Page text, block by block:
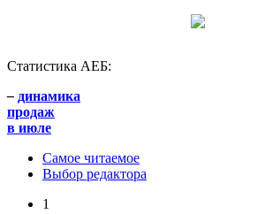
Статистика АЕБ:
– динамика
продаж
в июле
Самое читаемое
Выбор редактора
1